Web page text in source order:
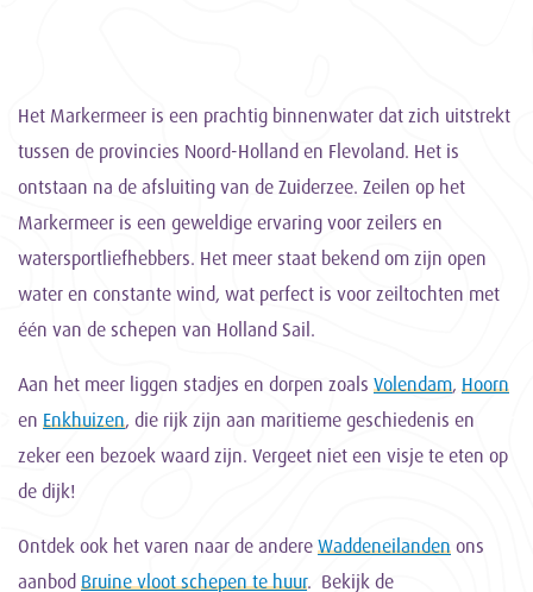
Het Markermeer is een prachtig binnenwater dat zich uitstrekt
tussen de provincies Noord-Holland en Flevoland. Het is
ontstaan na de afsluiting van de Zuiderzee. Zeilen op het
Markermeer is een geweldige ervaring voor zeilers en
watersportliefhebbers. Het meer staat bekend om zijn open
water en constante wind, wat perfect is voor zeiltochten met
één van de schepen van Holland Sail.
Aan het meer liggen stadjes en dorpen zoals Volendam, Hoorn
en Enkhuizen, die rijk zijn aan maritieme geschiedenis en
zeker een bezoek waard zijn. Vergeet niet een visje te eten op
de dijk!
Ontdek ook het varen naar de andere Waddeneilanden ons
aanbod Bruine vloot schepen te huur. Bekijk de